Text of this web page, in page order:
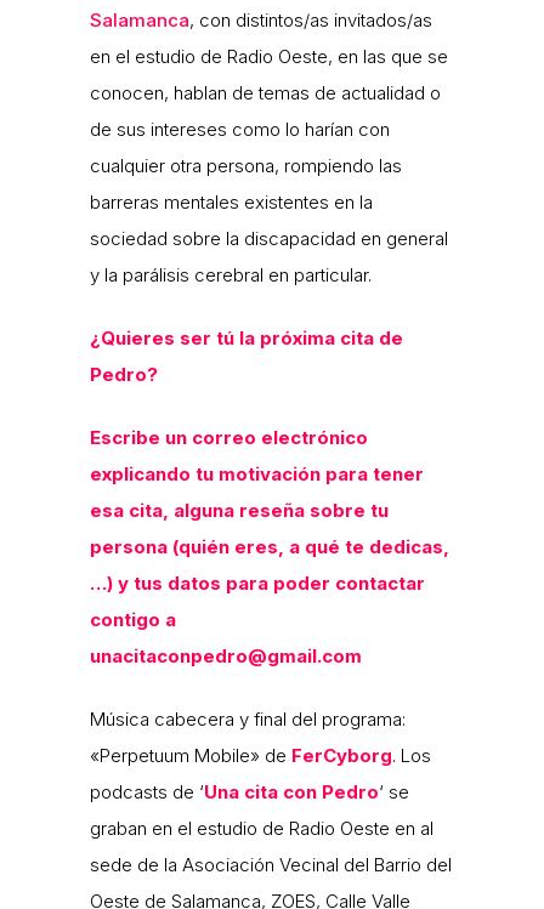
Salamanca, con distintos/as invitados/as
en el estudio de Radio Oeste, en las que se
conocen, hablan de temas de actualidad o
de sus intereses como lo harían con
cualquier otra persona, rompiendo las
barreras mentales existentes en la
sociedad sobre la discapacidad en general
y la parálisis cerebral en particular.
¿Quieres ser tú la próxima cita de
Pedro?
Escribe un correo electrónico
explicando tu motivación para tener
esa cita, alguna reseña sobre tu
persona (quién eres, a qué te dedicas,
…) y tus datos para poder contactar
contigo a
unacitaconpedro@gmail.com
Música cabecera y final del programa:
«Perpetuum Mobile» de FerCyborg. Los
podcasts de ‘Una cita con Pedro‘ se
graban en el estudio de Radio Oeste en al
sede de la Asociación Vecinal del Barrio del
Oeste de Salamanca, ZOES, Calle Valle